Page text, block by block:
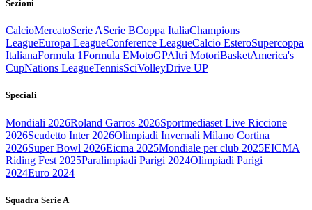
Sezioni
CalcioMercatoSerie ASerie BCoppa ItaliaChampions
LeagueEuropa LeagueConference LeagueCalcio EsteroSupercoppa
ItalianaFormula 1Formula EMotoGPAltri MotoriBasketAmerica's
CupNations LeagueTennisSciVolleyDrive UP
Speciali
Mondiali 2026Roland Garros 2026Sportmediaset Live Riccione
2026Scudetto Inter 2026Olimpiadi Invernali Milano Cortina
2026Super Bowl 2026Eicma 2025Mondiale per club 2025EICMA
Riding Fest 2025Paralimpiadi Parigi 2024Olimpiadi Parigi
2024Euro 2024
Squadra Serie A